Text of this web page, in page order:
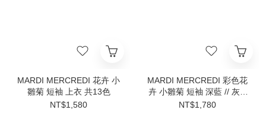
MARDI MERCREDI 花卉 小
雛菊 短袖 上衣 共13色
NT$1,580
MARDI MERCREDI 彩色花
卉 小雛菊 短袖 深藍 // 灰 //
白
NT$1,780